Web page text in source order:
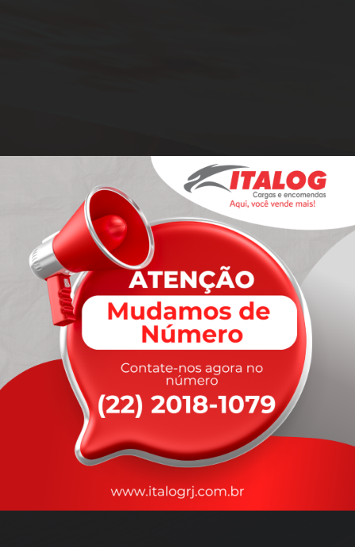
rapidez
que você precisa,
com a qualidade que vocêmerece.
Nossos motoristas são treinados para garantir a máxima
durante o transporte, com rastreamento em tempo real.